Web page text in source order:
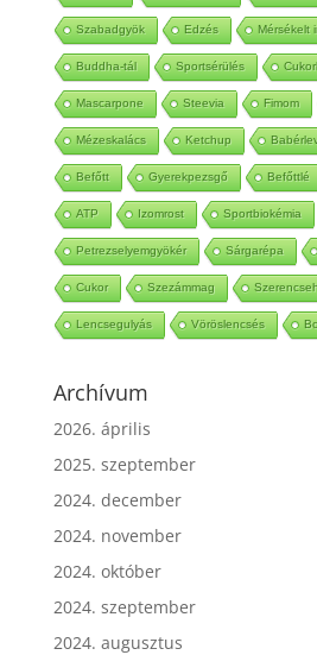
Szabadgyök Edzés Mérsékelt
Buddha-tál Sportsérülés
Mascarpone Steevia Fimom
Mézeskalács Ketchup
Befőtt Gyerekpezsgő Befőttlé
ATP Izomrost Sportbiokémia
Petrezselyemgyökér Sárgarépa
Cukor Szezámmag
Lencsegulyás Vöröslencsés
Archívum
2026. április
2025. szeptember
2024. december
2024. november
2024. október
2024. szeptember
2024. augusztus